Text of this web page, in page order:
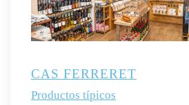
CAS FERRERET
Productos típicos